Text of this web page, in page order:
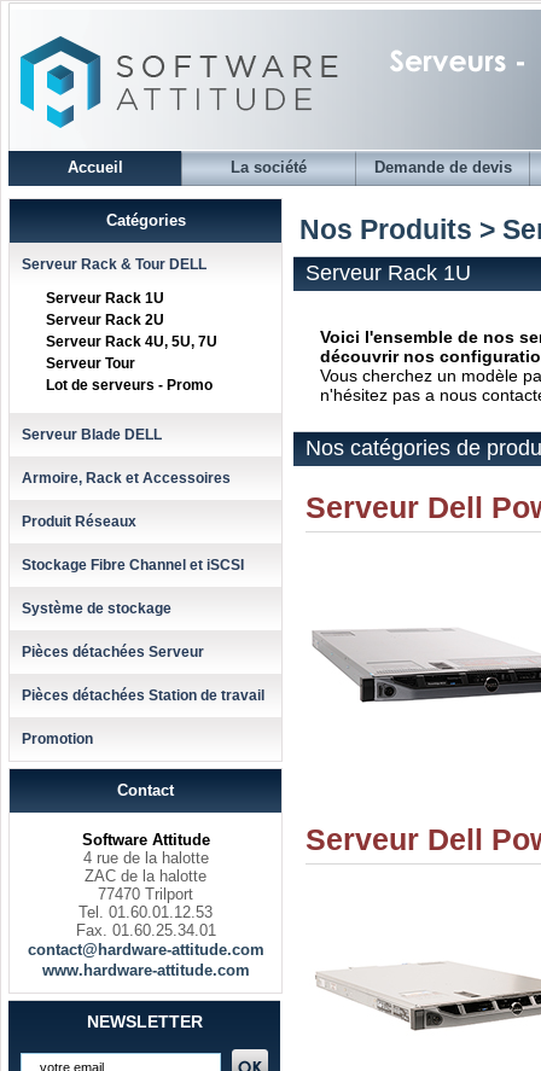
Accueil La société Demande de devis
Catégories
Serveur Rack & Tour DELL
Serveur Rack 1U
Serveur Rack 2U
Serveur Rack 4U, 5U, 7U
Serveur Tour
Lot de serveurs - Promo
Serveur Blade DELL
Armoire, Rack et Accessoires
Produit Réseaux
Stockage Fibre Channel et iSCSI
Système de stockage
Pièces détachées Serveur
Pièces détachées Station de travail
Promotion
Contact
Software Attitude
4 rue de la halotte
ZAC de la halotte
77470 Trilport
Tel. 01.60.01.12.53
Fax. 01.60.25.34.01
contact@hardware-attitude.com
www.hardware-attitude.com
NEWSLETTER
Nos Produits >
Serveur Rack 1U
Voici l'ensemble de nos
découvrir nos
Vous cherchez un modèle
n'hésitez pas a nous
Nos catégories de
Serveur Dell
Serveur Dell